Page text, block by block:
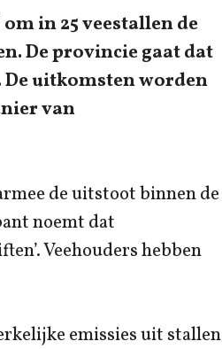
in 25 veestallen de
De provincie gaat dat
De uitkomsten worden
van
de uitstoot binnen de
noemt dat
Veehouders hebben
emissies uit stallen